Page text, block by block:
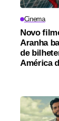
Cinema
Novo
Aranha
de
América